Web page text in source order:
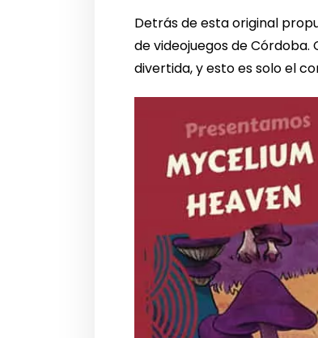
Detrás de esta original
de videojuegos de
divertida, y esto es solo el